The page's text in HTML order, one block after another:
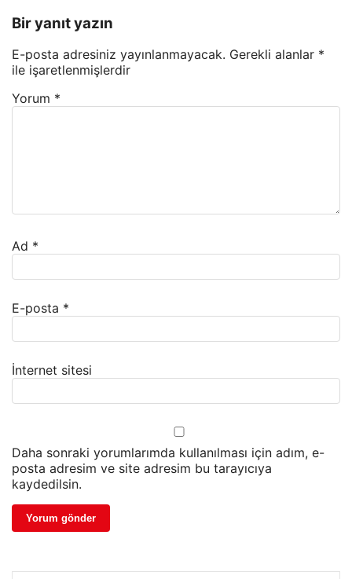
Bir yanıt yazın
E-posta adresiniz yayınlanmayacak. Gerekli alanlar *
ile işaretlenmişlerdir
Yorum *
Ad *
E-posta *
İnternet sitesi
Daha sonraki yorumlarımda kullanılması için adım, e-
posta adresim ve site adresim bu tarayıcıya
kaydedilsin.